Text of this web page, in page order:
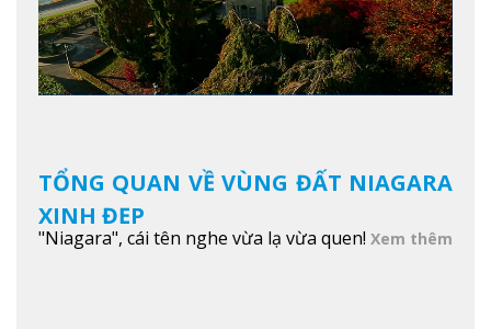
TỔNG QUAN VỀ VÙNG ĐẤT NIAGARA
XINH ĐẸP
"Niagara", cái tên nghe vừa lạ vừa quen! Xem thêm